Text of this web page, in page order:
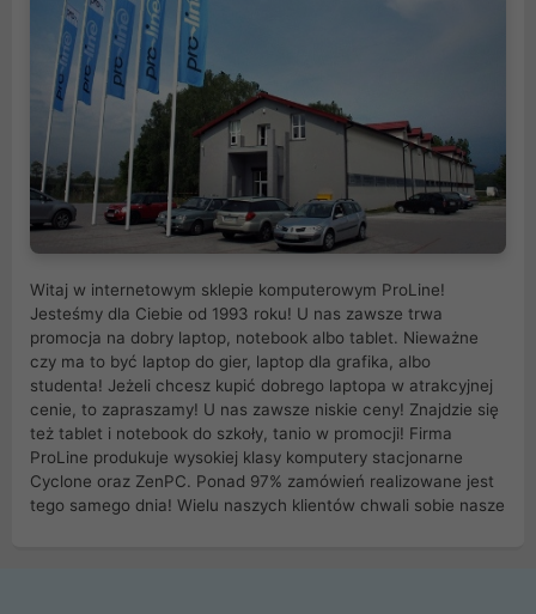
Witaj w internetowym sklepie komputerowym ProLine!
Jesteśmy dla Ciebie od 1993 roku! U nas zawsze trwa
promocja na dobry laptop, notebook albo tablet. Nieważne
czy ma to być laptop do gier, laptop dla grafika, albo
studenta! Jeżeli chcesz kupić dobrego laptopa w atrakcyjnej
cenie, to zapraszamy! U nas zawsze niskie ceny! Znajdzie się
też tablet i notebook do szkoły, tanio w promocji! Firma
ProLine produkuje wysokiej klasy komputery stacjonarne
Cyclone oraz ZenPC. Ponad 97% zamówień realizowane jest
tego samego dnia! Wielu naszych klientów chwali sobie nasze